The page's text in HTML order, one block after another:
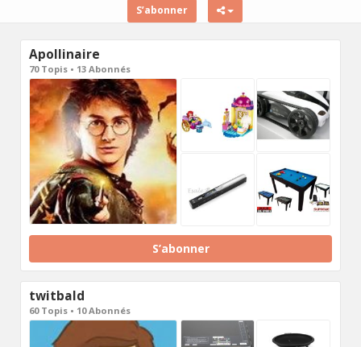
S’abonner
Apollinaire
70 Topis • 13 Abonnés
S’abonner
twitbald
60 Topis • 10 Abonnés